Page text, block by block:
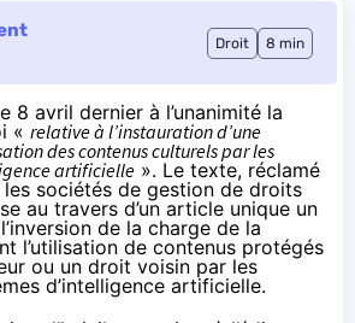
Droit 8 min
8 avril dernier à l’unanimité la
« relative à l’instauration d’une
des contenus culturels par les
artificielle ». Le texte, réclamé
sociétés de gestion de droits
au travers d’un article unique un
de la charge de la
l’utilisation de contenus protégés
ou un droit voisin par les
d’intelligence artificielle.